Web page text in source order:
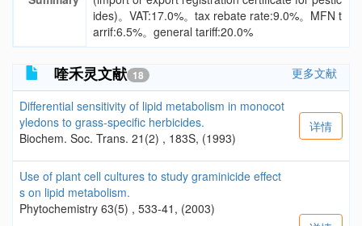
ides)。VAT:17.0%。tax rebate rate:9.0%。MFN t
arrif:6.5%。general tariff:20.0%
喹禾灵文献 18 更多文献
Differential sensitivity of lipid metabolism in monocot
yledons to grass-specific herbicides.
Biochem. Soc. Trans. 21(2) , 183S, (1993)
详情
Use of plant cell cultures to study graminicide effect
s on lipid metabolism.
Phytochemistry 63(5) , 533-41, (2003)